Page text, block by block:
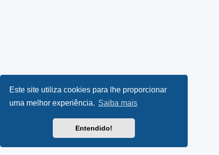
Este site utiliza cookies para lhe proporcionar
uma melhor experiência. Saiba mais
Entendido!